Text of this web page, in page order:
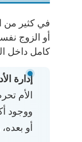
في كثير من
أو الزوج
كامل داخل
إدارة
الأم
ووجود
أو